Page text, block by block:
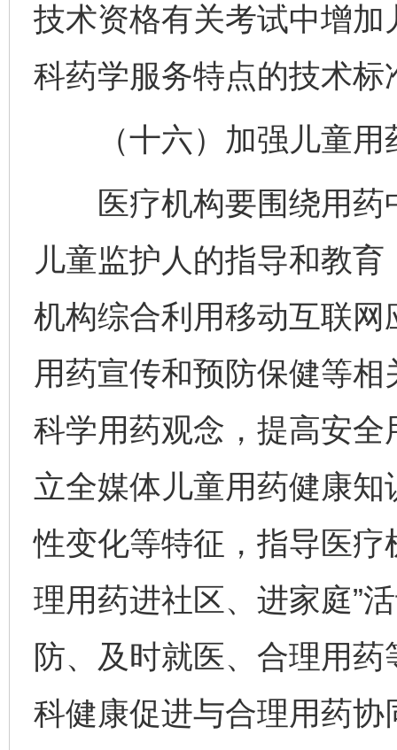
技术资格有关考试中增
科药学服务特点的技术标
（十六）加强儿童用
医疗机构要围绕用药
儿童监护人的指导和教
机构综合利用移动互联
用药宣传和预防保健等
科学用药观念，提高安
立全媒体儿童用药健康
性变化等特征，指导医疗
理用药进社区、进家庭”
防、及时就医、合理用
科健康促进与合理用药